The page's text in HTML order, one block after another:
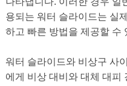
용되는 워터 슬라이드는 실
하고 빠른 방법을 제공할 수
워터 슬라이드와 비상구 사
에게 비상 대비와 대체 대피